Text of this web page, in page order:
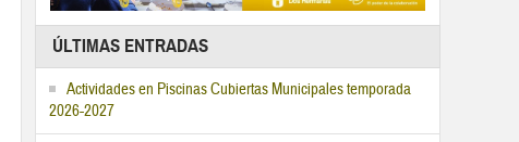
ÚLTIMAS ENTRADAS
Actividades en Piscinas Cubiertas Municipales temporada
2026-2027